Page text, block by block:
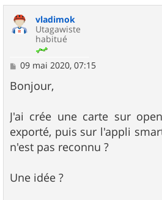
vladimok
Utagawiste
habitué
M
s
s
g
e
09 mai 2020, 07:15
Bonjour,
J'ai crée une carte sur
exporté, puis sur l'appli
n'est pas reconnu ?
Une idée ?